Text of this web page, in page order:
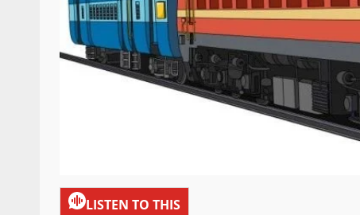
LISTEN TO THIS